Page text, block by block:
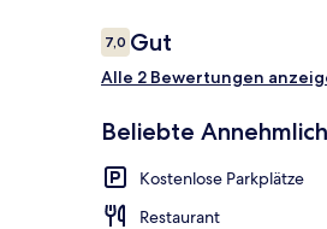
Bewertungen
7,07,0 von 10.
Gut
Alle 2 Bewertungen
Beliebte
Kostenlose Parkplätze
Restaurant